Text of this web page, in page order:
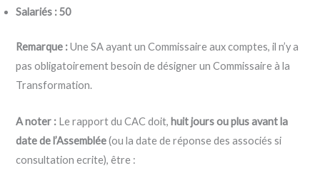
Salariés : 50
Remarque :Une SA ayant un Commissaire aux comptes, il n’y a
pas obligatoirement besoin de désigner un Commissaire à la
Transformation.
A noter : Le rapport du CAC doit, huit jours ou plus avant la
date de l’Assemblée(ou la date de réponse des associés si
consultation ecrite), être :